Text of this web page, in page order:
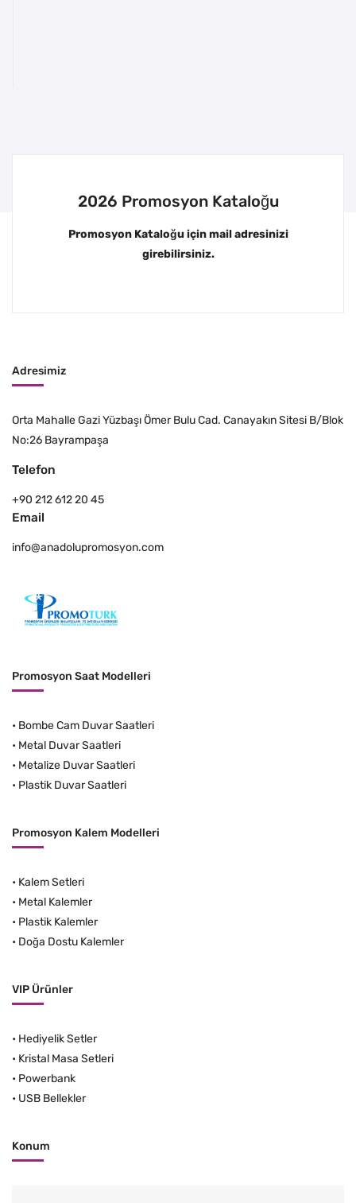
2026 Promosyon Kataloğu
Promosyon Kataloğu için mail adresinizi
girebilirsiniz.
Adresimiz
Orta Mahalle Gazi Yüzbaşı Ömer Bulu Cad. Canayakın Sitesi B/Blok
No:26 Bayrampaşa
Telefon
+90 212 612 20 45
Email
info@anadolupromosyon.com
Promosyon Saat Modelleri
• Bombe Cam Duvar Saatleri
• Metal Duvar Saatleri
• Metalize Duvar Saatleri
• Plastik Duvar Saatleri
Promosyon Kalem Modelleri
• Kalem Setleri
• Metal Kalemler
• Plastik Kalemler
• Doğa Dostu Kalemler
VIP Ürünler
• Hediyelik Setler
• Kristal Masa Setleri
• Powerbank
• USB Bellekler
Konum